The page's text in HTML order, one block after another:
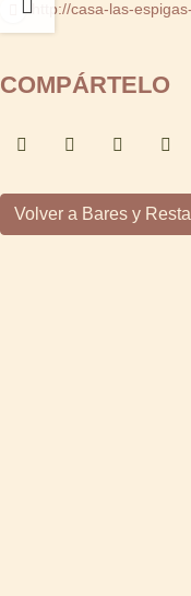
http://casa-las-
COMPÁRTELO
Volver a Bares y